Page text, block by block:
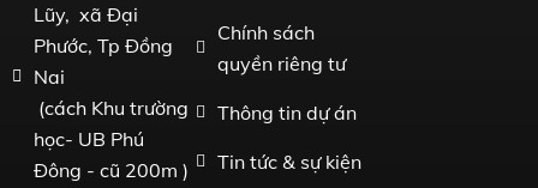
Lũy, xã Đại
Phước, Tp Đồng
Nai
(cách Khu trường
học- UB Phú
Đông - cũ 200m )
Chính sách
quyền riêng tư
Thông tin dự án
Tin tức & sự kiện